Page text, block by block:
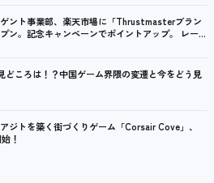
ント事業部、楽天市場に「Thrustmasterブラン
ン。記念キャンペーンでポイントアップ。 レーシ
向けコントローラーを中心に、幅広くラインナッ
どころは！？中国ゲーム界隈の変遷と今をどう見
ジトを築く街づくりゲーム「Corsair Cove」、
！